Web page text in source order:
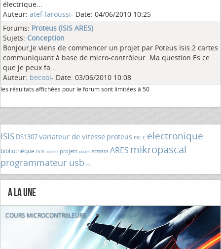
électrique...
Auteur: atef-laroussi- Date: 04/06/2010 10:25
Forums: Proteus (ISIS ARES)
Sujets: Conception
Bonjour,Je viens de commencer un projet par Poteus Isis:2 cartes
communiquant à base de micro-contrôleur. Ma question:Es ce
que je peux fa...
Auteur: becool- Date: 03/06/2010 10:08
les résultats affichées pour le forum sont limitées à 50
ISIS DS1307variateur de vitesse proteus PIC C electronique
bibliothèque isis 16F877 projets cours PCF8583 ARES mikropascal
programmateur usb PIC
A la Une
COURS MICROCONTRôLEURS